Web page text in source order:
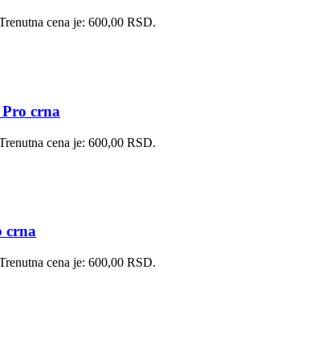
cena je: 600,00 RSD.
crna
cena je: 600,00 RSD.
crna
cena je: 600,00 RSD.